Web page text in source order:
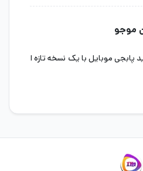
موجو
پابجی موبایل با یک نسخه تازه ا